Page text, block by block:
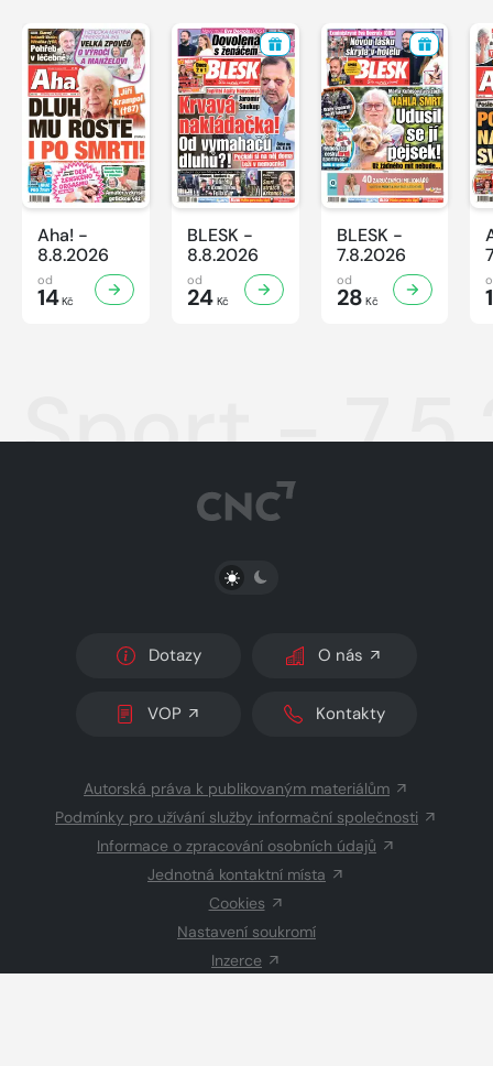
Aha! -
8.8.2026
od
14Kč
BLESK -
8.8.2026
od
24Kč
BLESK -
7.8.2026
od
28 Kč
Sport -
PŘEPNOUT SVĚTLÝ/TMAVÝ REŽIM
Dotazy O nás
VOP Kontakty
Autorská práva k publikovaným materiálům
Podmínky pro užívání služby informační společnosti
Informace o zpracování osobních údajů
Jednotná kontaktní místa
Cookies
Nastavení soukromí
Inzerce